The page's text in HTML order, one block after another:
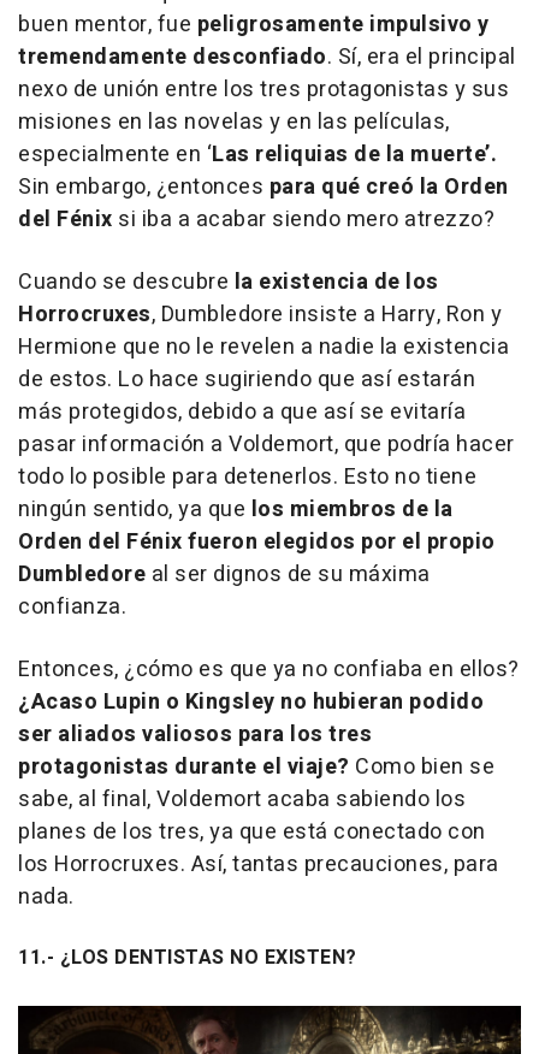
buen mentor, fue peligrosamente impulsivo y
tremendamente desconfiado. Sí, era el principal
nexo de unión entre los tres protagonistas y sus
misiones en las novelas y en las películas,
especialmente en ‘Las reliquias de la muerte’.
Sin embargo, ¿entonces para qué creó la Orden
del Fénix si iba a acabar siendo mero atrezzo?
Cuando se descubre la existencia de los
Horrocruxes, Dumbledore insiste a Harry, Ron y
Hermione que no le revelen a nadie la existencia
de estos. Lo hace sugiriendo que así estarán
más protegidos, debido a que así se evitaría
pasar información a Voldemort, que podría hacer
todo lo posible para detenerlos. Esto no tiene
ningún sentido, ya que los miembros de la
Orden del Fénix fueron elegidos por el propio
Dumbledore al ser dignos de su máxima
confianza.
Entonces, ¿cómo es que ya no confiaba en ellos?
¿Acaso Lupin o Kingsley no hubieran podido
ser aliados valiosos para los tres
protagonistas durante el viaje? Como bien se
sabe, al final, Voldemort acaba sabiendo los
planes de los tres, ya que está conectado con
los Horrocruxes. Así, tantas precauciones, para
nada.
11.- ¿LOS DENTISTAS NO EXISTEN?